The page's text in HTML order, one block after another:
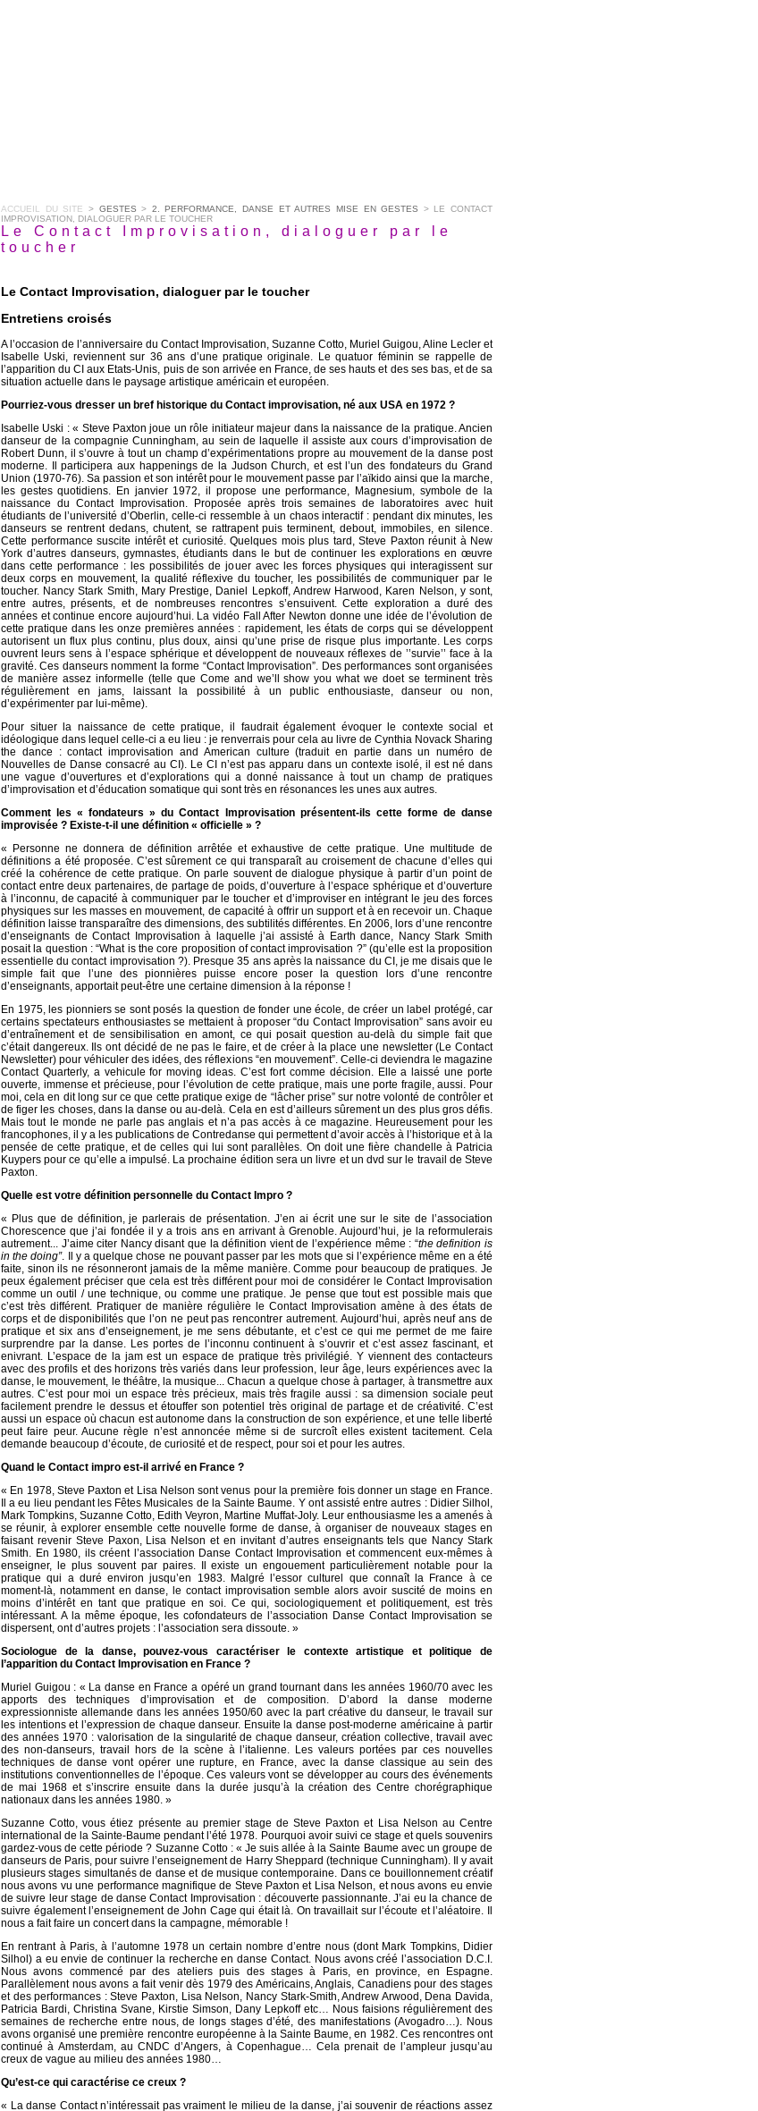
ACCUEIL DU SITE > GESTES > 2. PERFORMANCE, DANSE ET AUTRES MISE EN GESTES
> LE CONTACT
IMPROVISATION, DIALOGUER PAR LE TOUCHER
Le Contact Improvisation, dialoguer par le
toucher
Le Contact Improvisation, dialoguer par le toucher
Entretiens croisés
A l’occasion de l’anniversaire du Contact Improvisation, Suzanne Cotto, Muriel Guigou, Aline Lecler et
Isabelle Uski, reviennent sur 36 ans d’une pratique originale. Le quatuor féminin se rappelle de
l’apparition du CI aux Etats-Unis, puis de son arrivée en France, de ses hauts et des ses bas, et de sa
situation actuelle dans le paysage artistique américain et européen.
Pourriez-vous dresser un bref historique du Contact improvisation, né aux USA en 1972 ?
Isabelle Uski : « Steve Paxton joue un rôle initiateur majeur dans la naissance de la pratique. Ancien
danseur de la compagnie Cunningham, au sein de laquelle il assiste aux cours d’improvisation de
Robert Dunn, il s’ouvre à tout un champ d’expérimentations propre au mouvement de la danse post
moderne. Il participera aux happenings de la Judson Church, et est l’un des fondateurs du Grand
Union (1970-76). Sa passion et son intérêt pour le mouvement passe par l’aïkido ainsi que la marche,
les gestes quotidiens. En janvier 1972, il propose une performance, Magnesium, symbole de la
naissance du Contact Improvisation. Proposée après trois semaines de laboratoires avec huit
étudiants de l’université d’Oberlin, celle-ci ressemble à un chaos interactif : pendant dix minutes, les
danseurs se rentrent dedans, chutent, se rattrapent puis terminent, debout, immobiles, en silence.
Cette performance suscite intérêt et curiosité. Quelques mois plus tard, Steve Paxton réunit à New
York d’autres danseurs, gymnastes, étudiants dans le but de continuer les explorations en œuvre
dans cette performance : les possibilités de jouer avec les forces physiques qui interagissent sur
deux corps en mouvement, la qualité réflexive du toucher, les possibilités de communiquer par le
toucher. Nancy Stark Smith, Mary Prestige, Daniel Lepkoff, Andrew Harwood, Karen Nelson, y sont,
entre autres, présents, et de nombreuses rencontres s’ensuivent. Cette exploration a duré des
années et continue encore aujourd’hui. La vidéo Fall After Newton donne une idée de l’évolution de
cette pratique dans les onze premières années : rapidement, les états de corps qui se développent
autorisent un flux plus continu, plus doux, ainsi qu’une prise de risque plus importante. Les corps
ouvrent leurs sens à l’espace sphérique et développent de nouveaux réflexes de ’’survie’’ face à la
gravité. Ces danseurs nomment la forme “Contact Improvisation”. Des performances sont organisées
de manière assez informelle (telle que Come and we’ll show you what we doet se terminent très
régulièrement en jams, laissant la possibilité à un public enthousiaste, danseur ou non,
d’expérimenter par lui-même).
Pour situer la naissance de cette pratique, il faudrait également évoquer le contexte social et
idéologique dans lequel celle-ci a eu lieu : je renverrais pour cela au livre de Cynthia Novack Sharing
the dance : contact improvisation and American culture (traduit en partie dans un numéro de
Nouvelles de Danse consacré au CI). Le CI n’est pas apparu dans un contexte isolé, il est né dans
une vague d’ouvertures et d’explorations qui a donné naissance à tout un champ de pratiques
d’improvisation et d’éducation somatique qui sont très en résonances les unes aux autres.
Comment les « fondateurs » du Contact Improvisation présentent-ils cette forme de danse
improvisée ? Existe-t-il une définition « officielle » ?
« Personne ne donnera de définition arrêtée et exhaustive de cette pratique. Une multitude de
définitions a été proposée. C’est sûrement ce qui transparaît au croisement de chacune d’elles qui
créé la cohérence de cette pratique. On parle souvent de dialogue physique à partir d’un point de
contact entre deux partenaires, de partage de poids, d’ouverture à l’espace sphérique et d’ouverture
à l’inconnu, de capacité à communiquer par le toucher et d’improviser en intégrant le jeu des forces
physiques sur les masses en mouvement, de capacité à offrir un support et à en recevoir un. Chaque
définition laisse transparaître des dimensions, des subtilités différentes. En 2006, lors d’une rencontre
d’enseignants de Contact Improvisation à laquelle j’ai assisté à Earth dance, Nancy Stark Smith
posait la question : “What is the core proposition of contact improvisation ?” (qu’elle est la proposition
essentielle du contact improvisation ?). Presque 35 ans après la naissance du CI, je me disais que le
simple fait que l’une des pionnières puisse encore poser la question lors d’une rencontre
d’enseignants, apportait peut-être une certaine dimension à la réponse !
En 1975, les pionniers se sont posés la question de fonder une école, de créer un label protégé, car
certains spectateurs enthousiastes se mettaient à proposer “du Contact Improvisation” sans avoir eu
d’entraînement et de sensibilisation en amont, ce qui posait question au-delà du simple fait que
c’était dangereux. Ils ont décidé de ne pas le faire, et de créer à la place une newsletter (Le Contact
Newsletter) pour véhiculer des idées, des réflexions “en mouvement”. Celle-ci deviendra le magazine
Contact Quarterly, a vehicule for moving ideas. C’est fort comme décision. Elle a laissé une porte
ouverte, immense et précieuse, pour l’évolution de cette pratique, mais une porte fragile, aussi. Pour
moi, cela en dit long sur ce que cette pratique exige de “lâcher prise” sur notre volonté de contrôler et
de figer les choses, dans la danse ou au-delà. Cela en est d’ailleurs sûrement un des plus gros défis.
Mais tout le monde ne parle pas anglais et n’a pas accès à ce magazine. Heureusement pour les
francophones, il y a les publications de Contredanse qui permettent d’avoir accès à l’historique et à la
pensée de cette pratique, et de celles qui lui sont parallèles. On doit une fière chandelle à Patricia
Kuypers pour ce qu’elle a impulsé. La prochaine édition sera un livre et un dvd sur le travail de Steve
Paxton.
Quelle est votre définition personnelle du Contact Impro ?
« Plus que de définition, je parlerais de présentation. J’en ai écrit une sur le site de l’association
Chorescence que j’ai fondée il y a trois ans en arrivant à Grenoble. Aujourd’hui, je la reformulerais
autrement... J’aime citer Nancy disant que la définition vient de l’expérience même : “the definition is
in the doing”. Il y a quelque chose ne pouvant passer par les mots que si l’expérience même en a été
faite, sinon ils ne résonneront jamais de la même manière. Comme pour beaucoup de pratiques. Je
peux également préciser que cela est très différent pour moi de considérer le Contact Improvisation
comme un outil / une technique, ou comme une pratique. Je pense que tout est possible mais que
c’est très différent. Pratiquer de manière régulière le Contact Improvisation amène à des états de
corps et de disponibilités que l’on ne peut pas rencontrer autrement. Aujourd’hui, après neuf ans de
pratique et six ans d’enseignement, je me sens débutante, et c’est ce qui me permet de me faire
surprendre par la danse. Les portes de l’inconnu continuent à s’ouvrir et c’est assez fascinant, et
enivrant. L’espace de la jam est un espace de pratique très privilégié. Y viennent des contacteurs
avec des profils et des horizons très variés dans leur profession, leur âge, leurs expériences avec la
danse, le mouvement, le théâtre, la musique... Chacun a quelque chose à partager, à transmettre aux
autres. C’est pour moi un espace très précieux, mais très fragile aussi : sa dimension sociale peut
facilement prendre le dessus et étouffer son potentiel très original de partage et de créativité. C’est
aussi un espace où chacun est autonome dans la construction de son expérience, et une telle liberté
peut faire peur. Aucune règle n’est annoncée même si de surcroît elles existent tacitement. Cela
demande beaucoup d’écoute, de curiosité et de respect, pour soi et pour les autres.
Quand le Contact impro est-il arrivé en France ?
« En 1978, Steve Paxton et Lisa Nelson sont venus pour la première fois donner un stage en France.
Il a eu lieu pendant les Fêtes Musicales de la Sainte Baume. Y ont assisté entre autres : Didier Silhol,
Mark Tompkins, Suzanne Cotto, Edith Veyron, Martine Muffat-Joly. Leur enthousiasme les a amenés à
se réunir, à explorer ensemble cette nouvelle forme de danse, à organiser de nouveaux stages en
faisant revenir Steve Paxon, Lisa Nelson et en invitant d’autres enseignants tels que Nancy Stark
Smith. En 1980, ils créent l’association Danse Contact Improvisation et commencent eux-mêmes à
enseigner, le plus souvent par paires. Il existe un engouement particulièrement notable pour la
pratique qui a duré environ jusqu’en 1983. Malgré l’essor culturel que connaît la France à ce
moment-là, notamment en danse, le contact improvisation semble alors avoir suscité de moins en
moins d’intérêt en tant que pratique en soi. Ce qui, sociologiquement et politiquement, est très
intéressant. A la même époque, les cofondateurs de l’association Danse Contact Improvisation se
dispersent, ont d’autres projets : l’association sera dissoute. »
Sociologue de la danse, pouvez-vous caractériser le contexte artistique et politique de
l’apparition du Contact Improvisation en France ?
Muriel Guigou : « La danse en France a opéré un grand tournant dans les années 1960/70 avec les
apports des techniques d’improvisation et de composition. D’abord la danse moderne
expressionniste allemande dans les années 1950/60 avec la part créative du danseur, le travail sur
les intentions et l’expression de chaque danseur. Ensuite la danse post-moderne américaine à partir
des années 1970 : valorisation de la singularité de chaque danseur, création collective, travail avec
des non-danseurs, travail hors de la scène à l’italienne. Les valeurs portées par ces nouvelles
techniques de danse vont opérer une rupture, en France, avec la danse classique au sein des
institutions conventionnelles de l’époque. Ces valeurs vont se développer au cours des événements
de mai 1968 et s’inscrire ensuite dans la durée jusqu’à la création des Centre chorégraphique
nationaux dans les années 1980. »
Suzanne Cotto, vous étiez présente au premier stage de Steve Paxton et Lisa Nelson au Centre
international de la Sainte-Baume pendant l’été 1978. Pourquoi avoir suivi ce stage et quels souvenirs
gardez-vous de cette période ? Suzanne Cotto : « Je suis allée à la Sainte Baume avec un groupe de
danseurs de Paris, pour suivre l’enseignement de Harry Sheppard (technique Cunningham). Il y avait
plusieurs stages simultanés de danse et de musique contemporaine. Dans ce bouillonnement créatif
nous avons vu une performance magnifique de Steve Paxton et Lisa Nelson, et nous avons eu envie
de suivre leur stage de danse Contact Improvisation : découverte passionnante. J’ai eu la chance de
suivre également l’enseignement de John Cage qui était là. On travaillait sur l’écoute et l’aléatoire. Il
nous a fait faire un concert dans la campagne, mémorable !
En rentrant à Paris, à l’automne 1978 un certain nombre d’entre nous (dont Mark Tompkins, Didier
Silhol) a eu envie de continuer la recherche en danse Contact. Nous avons créé l’association D.C.I.
Nous avons commencé par des ateliers puis des stages à Paris, en province, en Espagne.
Parallèlement nous avons a fait venir dès 1979 des Américains, Anglais, Canadiens pour des stages
et des performances : Steve Paxton, Lisa Nelson, Nancy Stark-Smith, Andrew Arwood, Dena Davida,
Patricia Bardi, Christina Svane, Kirstie Simson, Dany Lepkoff etc… Nous faisions régulièrement des
semaines de recherche entre nous, de longs stages d’été, des manifestations (Avogadro…). Nous
avons organisé une première rencontre européenne à la Sainte Baume, en 1982. Ces rencontres ont
continué à Amsterdam, au CNDC d’Angers, à Copenhague… Cela prenait de l’ampleur jusqu’au
creux de vague au milieu des années 1980…
Qu’est-ce qui caractérise ce creux ?
« La danse Contact n’intéressait pas vraiment le milieu de la danse, j’ai souvenir de réactions assez